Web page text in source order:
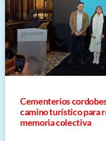
Cementerios
camino turístico para
memoria colectiva